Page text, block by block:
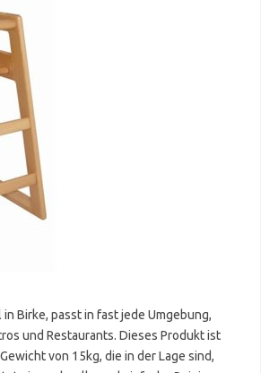
Birke, passt in fast jede Umgebung,
und Restaurants. Dieses Produkt ist
von 15kg, die in der Lage sind,